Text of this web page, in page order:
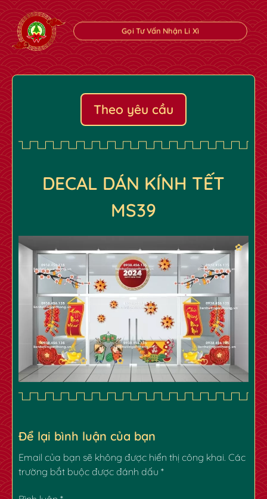
Gọi Tư Vấn Nhận Li Xì
Theo yêu cầu
DECAL DÁN KÍNH TẾT
MS39
Để lại bình luận của bạn
Email của bạn sẽ không được hiển thị công khai. Các
trường bắt buộc được đánh dấu *
✿
✿
✿
✿
✿